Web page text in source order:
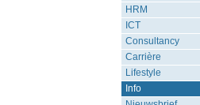
HRM
ICT
Consultancy
Carrière
Lifestyle
Info